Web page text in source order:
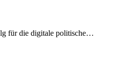
für die digitale politische…